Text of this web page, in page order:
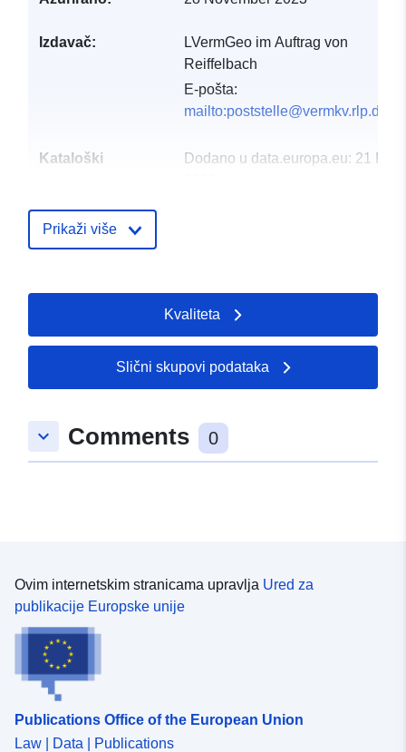
Izdavač:
LVermGeo im Auftrag von
Reiffelbach
E-pošta:
mailto:poststelle@vermkv.rlp.de
Kataloški
Dodano u data.europa.eu: 21
49.7068 ], [ 7.70196,
49.7068 ], [ 7.70196,
49.6662 ], [ 7.67139,
49.6662 ], [ 7.67139,
Prostorni resurs:
Prikaži više
Kvaliteta
Slični skupovi podataka
keyboard_arrow_down Comments 0
Ovim internetskim stranicama upravlja Ured za
publikacije Europske unije
Publications Office of the European Union
Law | Data | Publications